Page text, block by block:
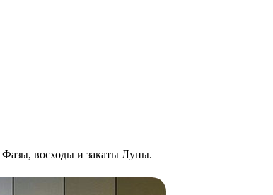
Фазы, восходы и закаты Луны.